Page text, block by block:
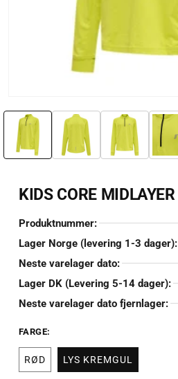
medie
modal
KIDS CORE MIDLAYER
Produktnummer:
Lager Norge (levering 1-3 dager):
Neste varelager dato:
Lager DK (Levering 5-14 dager):
Neste varelager dato fjernlager:
FARGE:
RØD LYS KREMGUL